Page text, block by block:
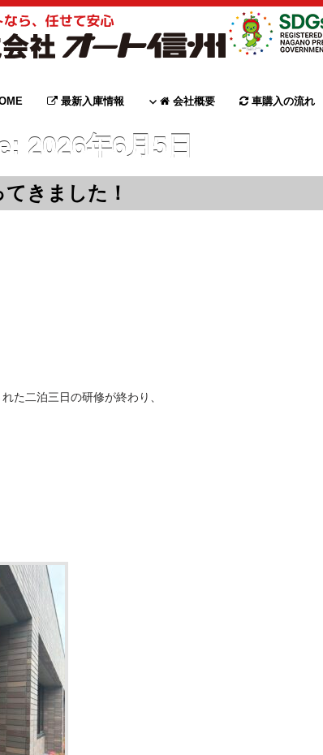
最新入庫情報 会社概要 車購入の流れ
2026年6月5日
きました！
た二泊三日の研修が終わり、